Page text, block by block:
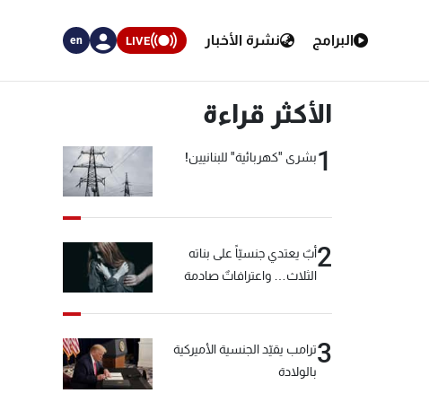
البرامج نشرة الأخبار LIVE
en
الأكثر قراءة
1بشرى "كهربائية" للبنانيين!
2أبٌ يعتدي جنسيّاً على بناته
الثلاث… واعترافاتٌ صادمة
3ترامب يقيّد الجنسية الأميركية
بالولادة